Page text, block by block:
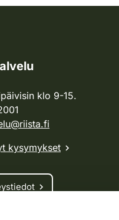
klo 9-15.
kysymykset